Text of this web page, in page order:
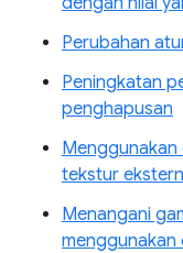
Perubahan
Peningkatan
penghapusan
Menggunakan
tekstur
Menangani
menggunakan